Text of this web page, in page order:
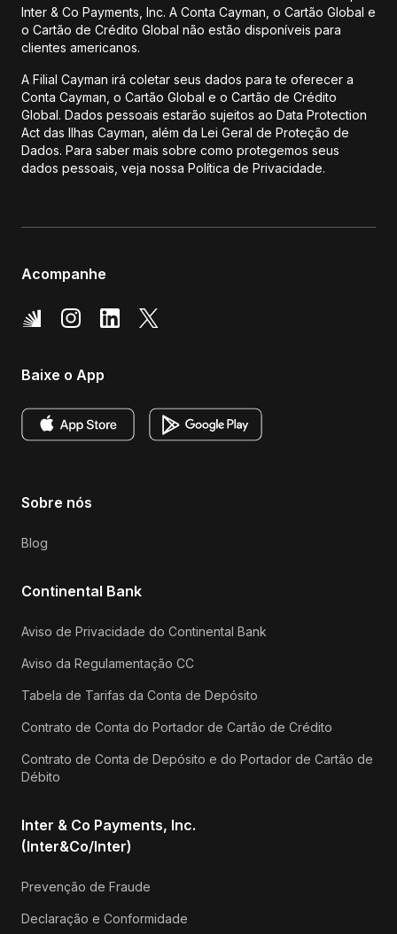
Inter & Co Payments, Inc. A Conta Cayman, o Cartão Global e
o Cartão de Crédito Global não estão disponíveis para
clientes americanos.
A Filial Cayman irá coletar seus dados para te oferecer a
Conta Cayman, o Cartão Global e o Cartão de Crédito
Global. Dados pessoais estarão sujeitos ao Data Protection
Act das Ilhas Cayman, além da Lei Geral de Proteção de
Dados. Para saber mais sobre como protegemos seus
dados pessoais, veja nossa Política de Privacidade.
Acompanhe
Baixe o App
Sobre nós
Blog
Continental Bank
Aviso de Privacidade do Continental Bank
Aviso da Regulamentação CC
Tabela de Tarifas da Conta de Depósito
Contrato de Conta do Portador de Cartão de Crédito
Contrato de Conta de Depósito e do Portador de Cartão de
Débito
Inter & Co Payments, Inc.
(Inter&Co/Inter)
Prevenção de Fraude
Declaração e Conformidade